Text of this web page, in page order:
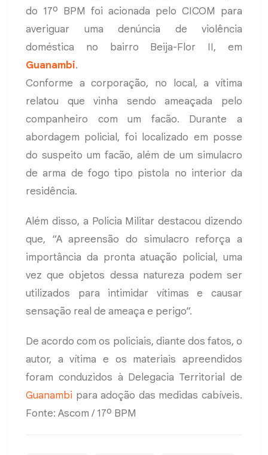
do 17º BPM foi acionada pelo CICOM para
averiguar uma denúncia de violência
doméstica no bairro Beija-Flor II, em
Guanambi.
Conforme a corporação, no local, a vítima
relatou que vinha sendo ameaçada pelo
companheiro com um facão. Durante a
abordagem policial, foi localizado em posse
do suspeito um facão, além de um simulacro
de arma de fogo tipo pistola no interior da
residência.
Além disso, a Policia Militar destacou dizendo
que, “A apreensão do simulacro reforça a
importância da pronta atuação policial, uma
vez que objetos dessa natureza podem ser
utilizados para intimidar vítimas e causar
sensação real de ameaça e perigo”.
De acordo com os policiais, diante dos fatos, o
autor, a vítima e os materiais apreendidos
foram conduzidos à Delegacia Territorial de
Guanambi para adoção das medidas cabíveis.
Fonte: Ascom / 17º BPM